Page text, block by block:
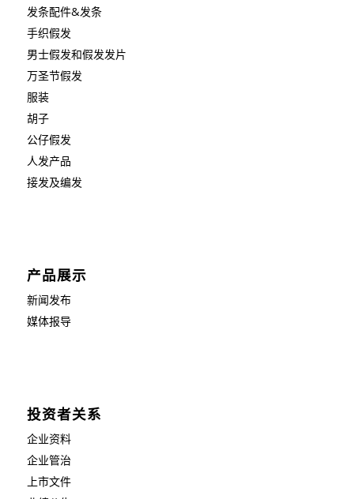
发条配件&发条
手织假发
男士假发和假发发片
万圣节假发
服装
胡子
公仔假发
人发产品
接发及编发
产品展示
新闻发布
媒体报导
投资者关系
企业资料
企业管治
上市文件